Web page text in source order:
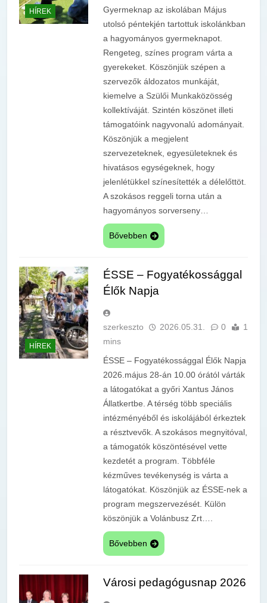
HÍREK
Gyermeknap az iskolában Május
utolsó péntekjén tartottuk iskolánkban
a hagyományos gyermeknapot.
Rengeteg, színes program várta a
gyerekeket. Köszönjük szépen a
szervezők áldozatos munkáját,
kiemelve a Szülői Munkaközösség
kollektíváját. Szintén köszönet illeti
támogatóink nagyvonalú adományait.
Köszönjük a megjelent
szervezeteknek, egyesületeknek és
hivatásos egységeknek, hogy
jelenlétükkel színesítették a délelőttöt.
A szokásos reggeli torna után a
hagyományos sorverseny…
Bővebben
HÍREK
ÉSSE – Fogyatékossággal
Élők Napja
szerkeszto 2026.05.31. 0
1
mins
ÉSSE – Fogyatékossággal Élők Napja
2026.május 28-án 10.00 órától várták
a látogatókat a győri Xantus János
Állatkertbe. A térség több speciális
intézményéből és iskolájából érkeztek
a résztvevők. A szokásos megnyitóval,
a támogatók köszöntésével vette
kezdetét a program. Többféle
kézműves tevékenység is várta a
látogatókat. Köszönjük az ÉSSE-nek a
program megszervezését. Külön
köszönjük a Volánbusz Zrt….
Bővebben
Városi pedagógusnap 2026